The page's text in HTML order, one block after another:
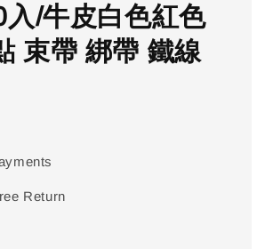
入/牛皮白色紅色
束帶 綁帶 鐵線
Return